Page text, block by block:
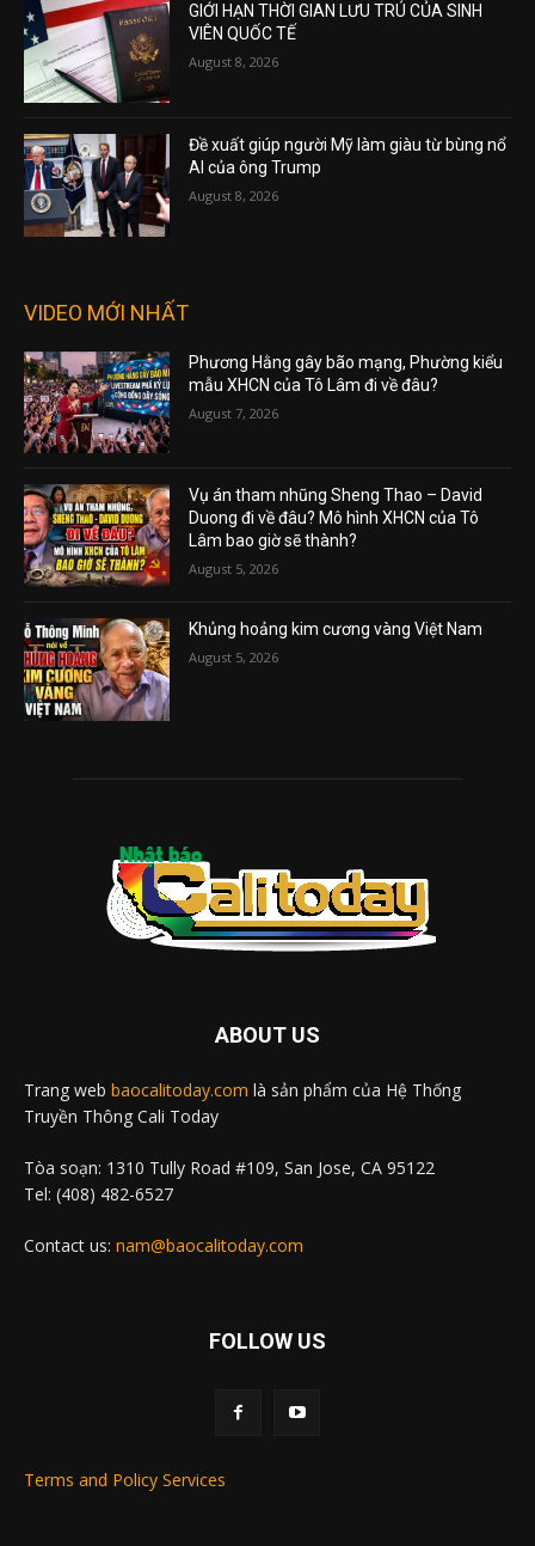
GIỚI HẠN THỜI GIAN LƯU TRÚ CỦA SINH
VIÊN QUỐC TẾ
August 8, 2026
Đề xuất giúp người Mỹ làm giàu từ bùng nổ
AI của ông Trump
August 8, 2026
VIDEO MỚI NHẤT
Phương Hằng gây bão mạng, Phường kiểu
mẫu XHCN của Tô Lâm đi về đâu?
August 7, 2026
Vụ án tham nhũng Sheng Thao – David
Duong đi về đâu? Mô hình XHCN của Tô
Lâm bao giờ sẽ thành?
August 5, 2026
Khủng hoảng kim cương vàng Việt Nam
August 5, 2026
ABOUT US
Trang web baocalitoday.com là sản phẩm của Hệ Thống
Truyền Thông Cali Today
Tòa soạn: 1310 Tully Road #109, San Jose, CA 95122
Tel: (408) 482-6527
Contact us: nam@baocalitoday.com
FOLLOW US
Terms and Policy Services